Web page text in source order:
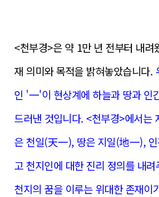
<천부경>은 약 1만 년 전부터 내려
재 의미와 목적을 밝혀놓았습니다.
인 '一'이 현상계에 하늘과 땅과 인
드러낸 것입니다. <천부경>에서는
은 천일(天一), 땅은 지일(地一),
고 천지인에 대한 진리 정의를 내
천지의 꿈을 이루는 위대한 존재이